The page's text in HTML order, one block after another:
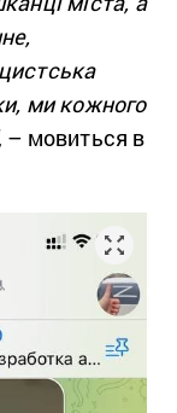
ми кожного
– мовиться в